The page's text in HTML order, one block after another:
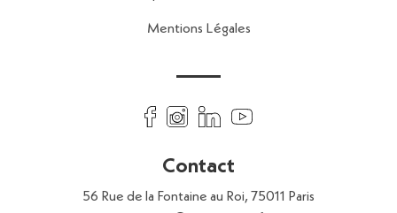
Mentions Légales
Contact
56 Rue de la Fontaine au Roi, 75011 Paris